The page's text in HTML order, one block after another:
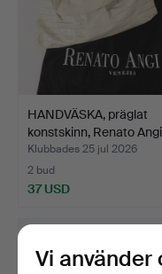
HANDVÄSKA, präglat
konstskinn, Renato
Klubbades 25 jul 2026
2 bud
37 USD
Vi använder